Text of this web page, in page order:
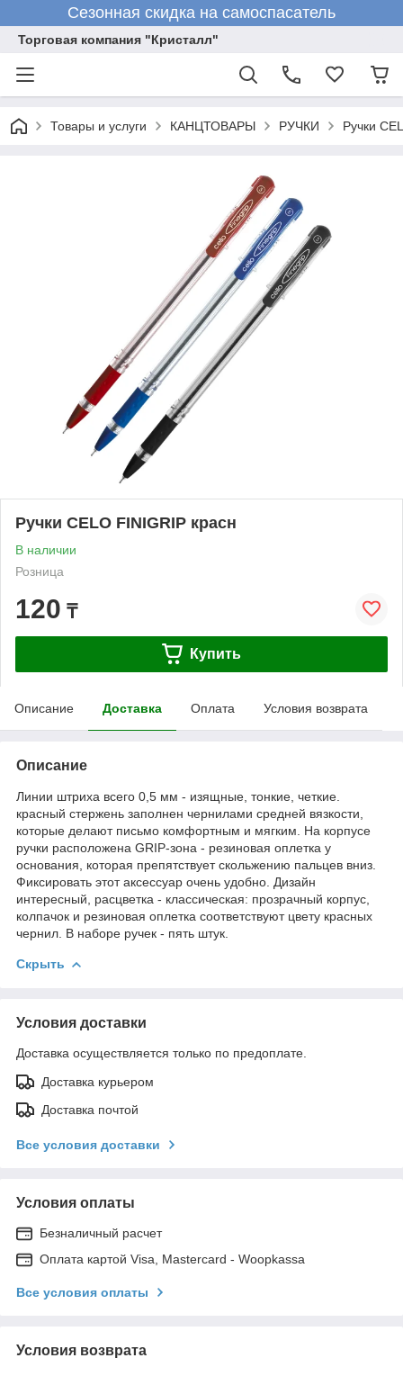
Сезонная скидка на самоспасатель
Торговая компания "Кристалл"
Товары и услуги КАНЦТОВАРЫ РУЧКИ Ручки
Ручки CELO FINIGRIP красн
В наличии
Розница
120 ₸
Купить
Описание Доставка Оплата Условия возврата
Описание
Линии штриха всего 0,5 мм - изящные, тонкие, четкие.
красный стержень заполнен чернилами средней вязкости,
которые делают письмо комфортным и мягким. На корпусе
ручки расположена GRIP-зона - резиновая оплетка у
основания, которая препятствует скольжению пальцев вниз.
Фиксировать этот аксессуар очень удобно. Дизайн
интересный, расцветка - классическая: прозрачный корпус,
колпачок и резиновая оплетка соответствуют цвету красных
чернил. В наборе ручек - пять штук.
Скрыть
Условия доставки
Доставка осуществляется только по предоплате.
Доставка курьером
Доставка почтой
Все условия доставки
Условия оплаты
Безналичный расчет
Оплата картой Visa, Mastercard - Woopkassa
Все условия оплаты
Условия возврата